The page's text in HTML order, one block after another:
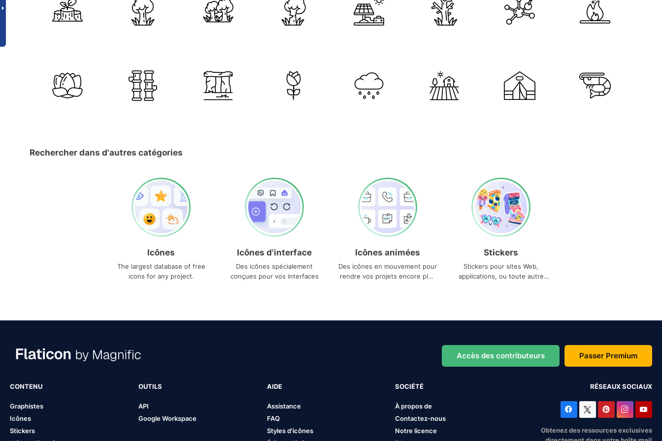
Rechercher dans d'autres catégories
Icônes
The largest database of free
icons for any project.
Icônes d'interface
Des icônes spécialement
conçues pour vos interfaces
Icônes animées
Des icônes en mouvement pour
rendre vos projets encore plus
Stickers
Stickers pour sites Web,
applications, ou toute autre
Accès des contributeurs Passer Premium
CONTENU
Graphistes
Icônes
Stickers
OUTILS
API
Google Workspace
AIDE
Assistance
FAQ
Styles d'icônes
SOCIÉTÉ
À propos de
Contactez-nous
Notre licence
RÉSEAUX SOCIAUX
Obtenez des ressources exclusives